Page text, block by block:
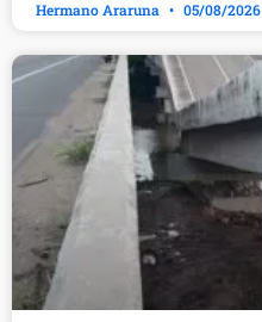
Hermano Araruna 05/08/2026